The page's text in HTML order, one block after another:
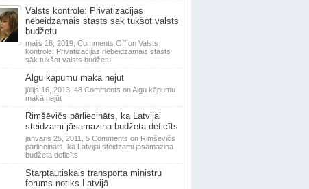
Valsts kontrole: Privatizācijas
nebeidzamais stāsts sāk tukšot valsts
budžetu
maijs 16, 2019, Comments Offon Valsts
kontrole: Privatizācijas nebeidzamais stāsts
sāk tukšot valsts budžetu
Algu kāpumu makā nejūt
jūlijs 16, 2013, 48 Comments on Algu kāpumu
makā nejūt
Rimšēvičs pārliecināts, ka Latvijai
steidzami jāsamazina budžeta deficīts
janvāris 25, 2011, 5 Comments on Rimšēvičs
pārliecināts, ka Latvijai steidzami jāsamazina
budžeta deficīts
Starptautiskais transporta ministru
forums notiks Latvijā